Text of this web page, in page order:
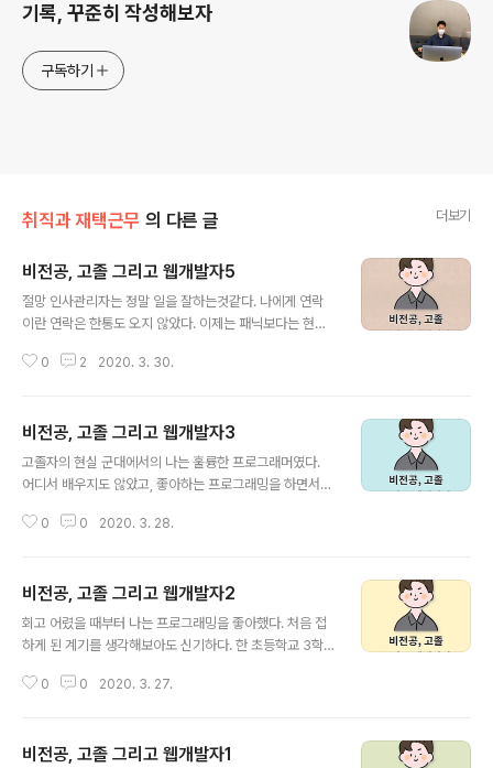
기록, 꾸준히 작성해보자
구독하기
취직과 재택근무 의 다른 글 더보기
비전공, 고졸 그리고 웹개발자5
절망 인사관리자는 정말 일을 잘하는것같다. 나에게 연락
이란 연락은 한통도 오지 않았다. 이제는 패닉보다는 현실
로 프로그램을 만들어봤자 어떤것을 만든다고... 그래서 일
을 잡아뒀었다. 마음을 비우고 코드스테이츠에 대해 더 자
세히 알아보고 군인시절 결제했던 리액트, 자바스크립트
동영상강의를 듣고 있었다. 그러던 가운데 두통의 전화가
른 회사 그리고 같은날 면접약속이었다. (알바면접 화요일
0 2 2020. 3. 30.
비전공, 고졸 그리고 웹개발자3
고졸자의 현실 군대에서의 나는 훌륭한 프로그래머였다.
어디서 배우지도 않았고, 좋아하는 프로그래밍을 하면서
그래서 남들보다 다른 사람인 것만 같았고, 인생의 자신감
찾아가기로 마음을 먹게 되었다. 개발자로서 그리고 새로
운 사업을 준비하고, 회계와 경영을 배워 사업가의 길로 가
자 하면서 말이다. '전역하면 셀러 오션에서 프리랜서로써
다!' 이게 군대에 있을때 나의 생각이었다. 지금 생각해보면
0 0 2020. 3. 28.
비전공, 고졸 그리고 웹개발자2
회고 어렸을 때부터 나는 프로그래밍을 좋아했다. 처음 접
하게 된 계기를 생각해보아도 신기하다. 한 초등학교 3학
두꺼운 책을 발견했다. 프린트를 해서 묶어놓은 형태의 종
몰랐다. 그러나 무언가에 이끌린 듯 책을 넘겨보았고 푹 빠
0 0 2020. 3. 27.
비전공, 고졸 그리고 웹개발자1